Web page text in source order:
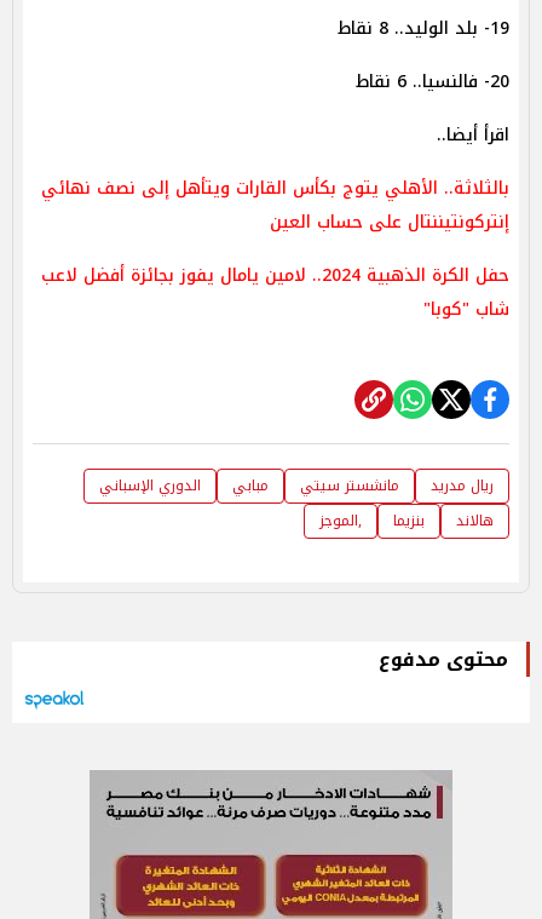
19- بلد الوليد.. 8 نقاط
20- فالنسيا.. 6 نقاط
اقرأ أيضا..
بالثلاثة.. الأهلي يتوج بكأس القارات ويتأهل إلى نصف نهائي
إنتركونتيننتال على حساب العين
حفل الكرة الذهبية 2024.. لامين يامال يفوز بجائزة أفضل لاعب
شاب "كوبا"
ريال مدريد مانشستر سيتي مبابي
الدوري الإسباني
هالاند
بنزيما ,الموجز
محتوى مدفوع